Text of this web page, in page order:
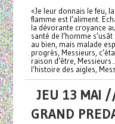
«Je leur donnais le feu,
flamme est l’aliment.
la dévorante croyance
santé de l’homme
au bien, mais malade
progrès, Messieurs,
raison d’être,
l’histoire des aigles,
JEU 13 MAI
GRAND